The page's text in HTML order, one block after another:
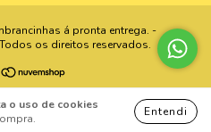
o uso de cookies
Entendi
á pronta entrega. -
os direitos reservados.